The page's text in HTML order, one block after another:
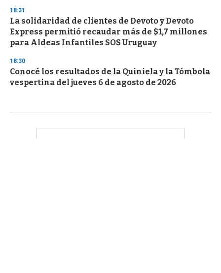
18:31
La solidaridad de clientes de Devoto y Devoto
Express permitió recaudar más de $1,7 millones
para Aldeas Infantiles SOS Uruguay
18:30
Conocé los resultados de la Quiniela y la Tómbola
vespertina del jueves 6 de agosto de 2026